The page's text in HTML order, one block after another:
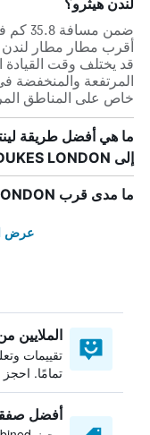
لندن هيثرو؟
ضمن
قد يختلف وقت القيادة
المرتفعة والمنخفضة
خاص على المناطق
ما هي أفضل طريقة
إلى DUKES LONDON؟
ما مدى قرب DUKES LONDON من وسط مدينة لندن؟
عرض
الملايين
تقييمات
تمامًا. احجز
أفضل